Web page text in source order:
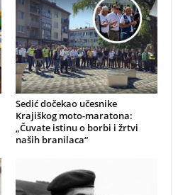
Sedić dočekao učesnike
Krajiškog moto-maratona:
„Čuvate istinu o borbi i žrtvi
naših branilaca“